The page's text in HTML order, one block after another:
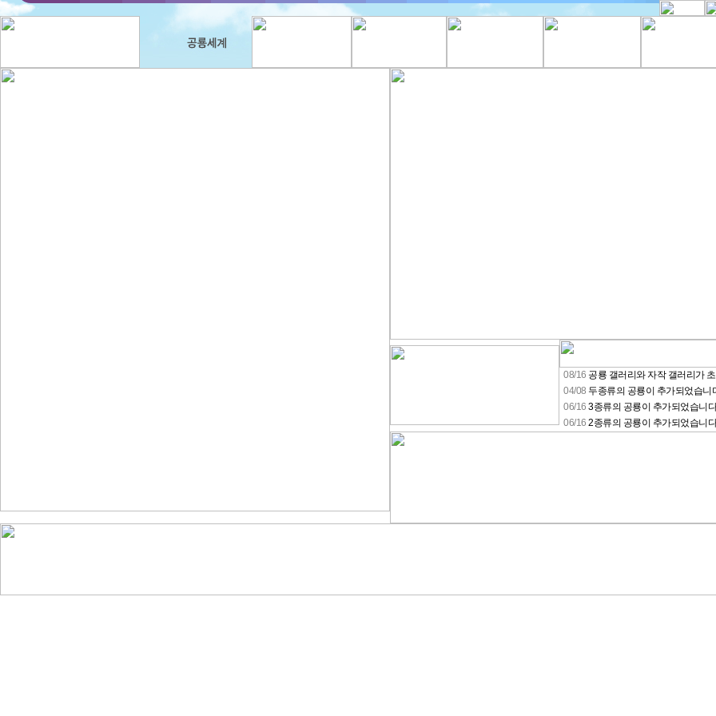
08/16 공룡 갤러리와 자작 갤러리가
04/08 두종류의 공룡이 추가되었습니
06/16 3종류의 공룡이 추가되었습니다
06/16 2종류의 공룡이 추가되었습니다